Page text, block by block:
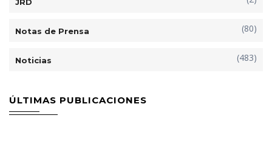
Notas de Prensa (80)
Noticias (483)
ÚLTIMAS PUBLICACIONES